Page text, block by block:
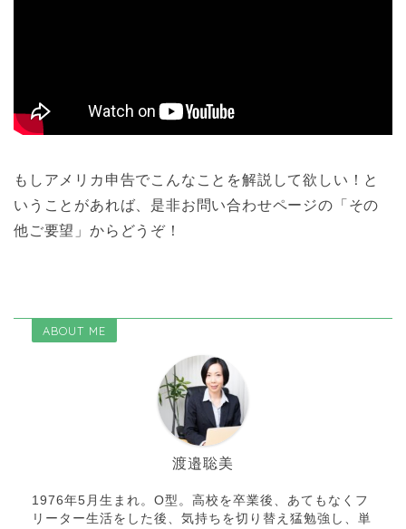
もしアメリカ申告でこんなことを解説して欲しい！と
いうことがあれば、是非お問い合わせページの「その
他ご要望」からどうぞ！
ABOUT ME
渡邉聡美
1976年5月生まれ。O型。高校を卒業後、あてもなくフ
リーター生活をした後、気持ちを切り替え猛勉強し、単